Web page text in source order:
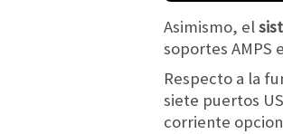
Asimismo, el
soportes AMPS
Respecto a la
siete puertos
corriente